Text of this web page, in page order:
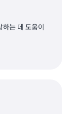
는 데 도움이